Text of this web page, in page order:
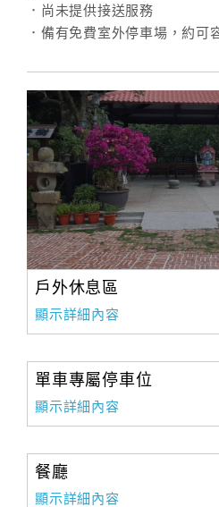
．尚未提供接送服務
．備有免費室外停車場，約可
戶外休息區
顯示詳細內容
單車專屬停車位
顯示詳細內容
餐廳
顯示詳細內容